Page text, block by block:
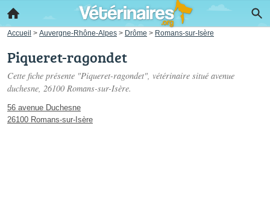
Accueil > Auvergne-Rhône-Alpes > Drôme > Romans-sur-Isère
Piqueret-ragondet
Cette fiche présente "Piqueret-ragondet", vétérinaire situé avenue
duchesne, 26100 Romans-sur-Isère.
56 avenue Duchesne
26100 Romans-sur-Isère